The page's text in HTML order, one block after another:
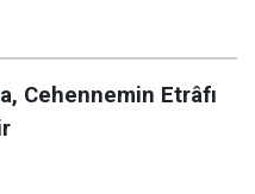
Cehennemin Etrâfı